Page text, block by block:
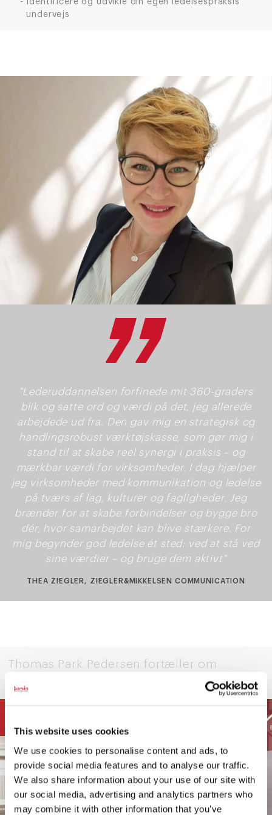
This website uses cookies
We use cookies to personalise content and ads, to
provide social media features and to analyse our traffic.
We also share information about your use of our site with
our social media, advertising and analytics partners who
may combine it with other information that you’ve
Identificere og udvikle din egen ledelsespraksis
undervejs
"Lederuddannelsen forfinede mit 360-graders
blik og satte ord og værdi på det, jeg allerede
arbejdede ud fra. Den gav mig en strategisk og
handlingsrobust værktøjskasse, som gør mig i
stand til at skabe reel synergi i praksis – og
mærkbar værdi for virksomheder. I dag hjælper
jeg virksomheder med kommunikation og ledelse
på tværs af lag, kulturer og fagligheder. Jeg
brænder for at skabe forbindelser og bygge bro
dér, hvor samarbejdet kan blive stærkere. For
mig begynder god ledelse ét sted: ved at stå ved
sine værdier – og bruge dem aktivt"
THEA ZIEGLER, ZIEGLER&MIKKELSEN COMMUNICATION
Thomas Park Pedersen fortæller om